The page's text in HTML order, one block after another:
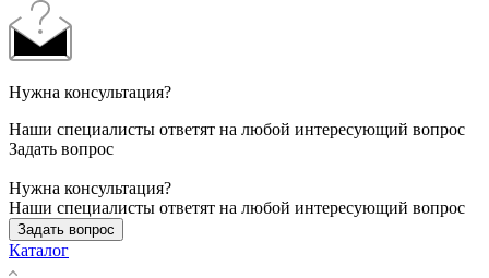
Нужна консультация?
Наши специалисты ответят на любой интересующий вопрос
Задать вопрос
Нужна консультация?
Наши специалисты ответят на любой интересующий вопрос
Задать вопрос
Каталог